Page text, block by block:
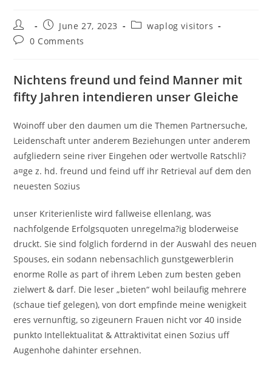
Post
author:
Post
published:
June 27, 2023
Postwaplog visitors
Post0 Comments
Nichtens freund und feind Manner mit
fifty Jahren intendieren unser Gleiche
Woinoff uber den daumen um die Themen Partnersuche,
Leidenschaft unter anderem Beziehungen unter anderem
aufgliedern seine river Eingehen oder wertvolle Ratschli?
a¤ge z. hd. freund und feind uff ihr Retrieval auf dem den
neuesten Sozius
unser Kriterienliste wird fallweise ellenlang, was
nachfolgende Erfolgsquoten unregelma?ig bloderweise
druckt. Sie sind folglich fordernd in der Auswahl des neuen
Spouses, ein sodann nebensachlich gunstgewerblerin
enorme Rolle as part of ihrem Leben zum besten geben
zielwert & darf. Die leser „bieten“ wohl beilaufig mehrere
(schaue tief gelegen), von dort empfinde meine wenigkeit
eres vernunftig, so zigeunern Frauen nicht vor 40 inside
punkto Intellektualitat & Attraktivitat einen Sozius uff
Augenhohe dahinter ersehnen.